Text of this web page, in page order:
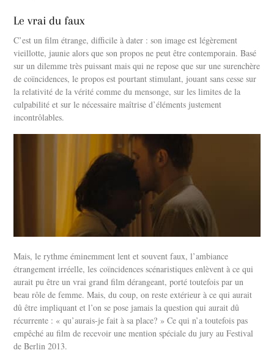
Le vrai du faux
C’est un film étrange, difficile à dater : son image est légèrement
vieillotte, jaunie alors que son propos ne peut être contemporain. Basé
sur un dilemme très puissant mais qui ne repose que sur une surenchère
de coïncidences, le propos est pourtant stimulant, jouant sans cesse sur
la relativité de la vérité comme du mensonge, sur les limites de la
culpabilité et sur le nécessaire maîtrise d’éléments justement
incontrôlables.
Mais, le rythme éminemment lent et souvent faux, l’ambiance
étrangement irréelle, les coïncidences scénaristiques enlèvent à ce qui
aurait pu être un vrai grand film dérangeant, porté toutefois par un
beau rôle de femme. Mais, du coup, on reste extérieur à ce qui aurait
dû être impliquant et l’on se pose jamais la question qui aurait dû
récurrente : « qu’aurais-je fait à sa place? » Ce qui n’a toutefois pas
empêché au film de recevoir une mention spéciale du jury au Festival
de Berlin 2013.